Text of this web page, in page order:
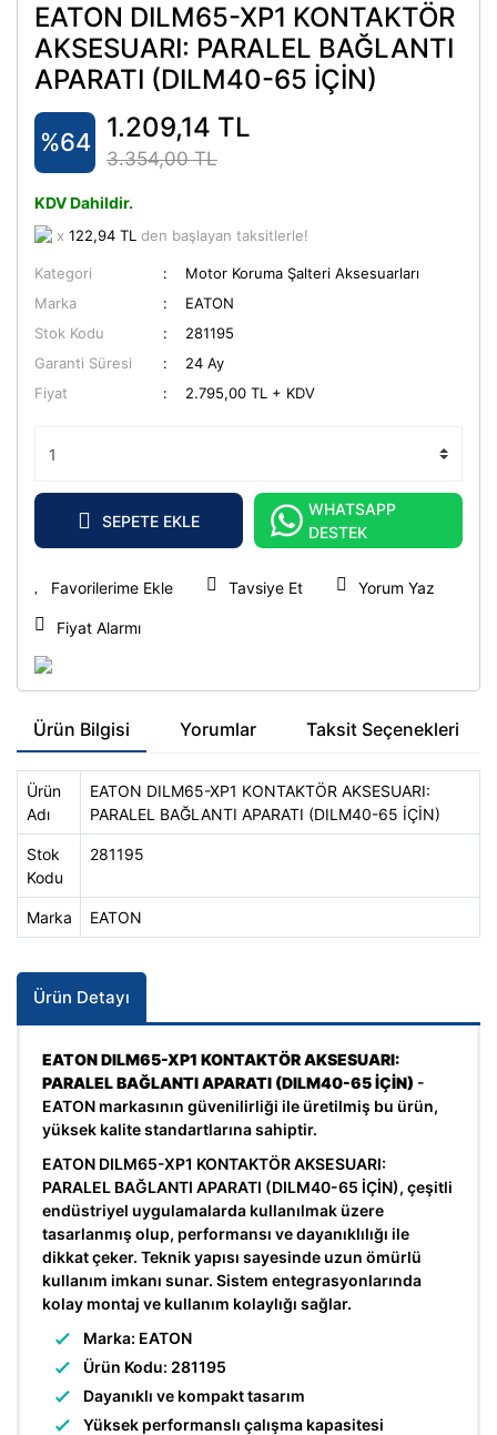
EATON DILM65-XP1 KONTAKTÖR
AKSESUARI: PARALEL BAĞLANTI
APARATI (DILM40-65 İÇİN)
%64 1.209,14 TL
3.354,00 TL
KDV Dahildir.
x 122,94 TL den başlayan taksitlerle!
Kategori
Motor Koruma Şalteri Aksesuarları
Marka
EATON
Stok Kodu
281195
Garanti Süresi
24 Ay
Fiyat
2.795,00 TL + KDV
SEPETE EKLE
WHATSAPP
DESTEK
Tavsiye Et Yorum Yaz
Fiyat Alarmı
Ürün Bilgisi Yorumlar Taksit Seçenekleri
Ürün
Adı
EATON DILM65-XP1 KONTAKTÖR AKSESUARI:
PARALEL BAĞLANTI APARATI (DILM40-65 İÇİN)
Stok
Kodu
281195
Marka EATON
Ürün Detayı
EATON DILM65-XP1 KONTAKTÖR AKSESUARI:
PARALEL BAĞLANTI APARATI (DILM40-65 İÇİN) -
EATON markasının güvenilirliği ile üretilmiş bu ürün,
yüksek kalite standartlarına sahiptir.
EATON DILM65-XP1 KONTAKTÖR AKSESUARI:
PARALEL BAĞLANTI APARATI (DILM40-65 İÇİN), çeşitli
endüstriyel uygulamalarda kullanılmak üzere
tasarlanmış olup, performansı ve dayanıklılığı ile
dikkat çeker. Teknik yapısı sayesinde uzun ömürlü
kullanım imkanı sunar. Sistem entegrasyonlarında
kolay montaj ve kullanım kolaylığı sağlar.
Marka: EATON
Ürün Kodu: 281195
Dayanıklı ve kompakt tasarım
Yüksek performanslı çalışma kapasitesi